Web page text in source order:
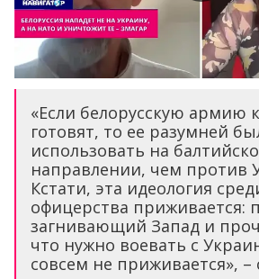
«Если белорусскую армию
готовят, то ее разумней
использовать на
направлении, чем против
Кстати, эта идеология
офицерства приживается:
загнивающий Запад и
что нужно воевать с
совсем не приживается», –